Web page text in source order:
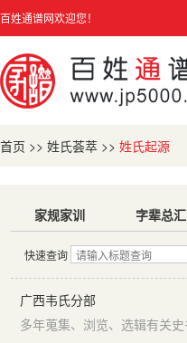
百姓通谱网欢迎您！
首页 >> 姓氏荟萃 >> 姓氏起源
家规家训 字辈总汇
快速查询
广西韦氏分部